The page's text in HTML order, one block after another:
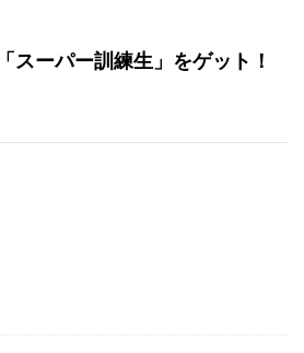
スーパー訓練生」をゲット！